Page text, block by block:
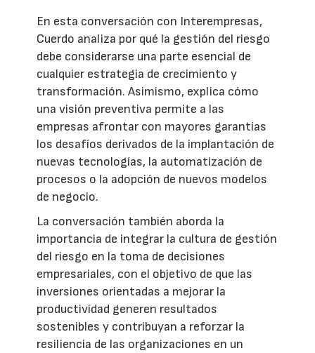
En esta conversación con Interempresas,
Cuerdo analiza por qué la gestión del riesgo
debe considerarse una parte esencial de
cualquier estrategia de crecimiento y
transformación. Asimismo, explica cómo
una visión preventiva permite a las
empresas afrontar con mayores garantías
los desafíos derivados de la implantación de
nuevas tecnologías, la automatización de
procesos o la adopción de nuevos modelos
de negocio.
La conversación también aborda la
importancia de integrar la cultura de gestión
del riesgo en la toma de decisiones
empresariales, con el objetivo de que las
inversiones orientadas a mejorar la
productividad generen resultados
sostenibles y contribuyan a reforzar la
resiliencia de las organizaciones en un